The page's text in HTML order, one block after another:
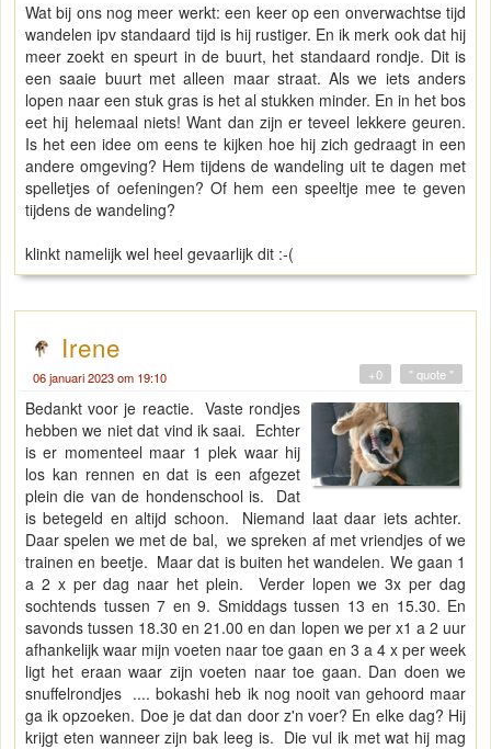
Wat bij ons nog meer werkt: een keer op een onverwachtse tijd
wandelen ipv standaard tijd is hij rustiger. En ik merk ook dat hij
meer zoekt en speurt in de buurt, het standaard rondje. Dit is
een saaie buurt met alleen maar straat. Als we iets anders
lopen naar een stuk gras is het al stukken minder. En in het bos
eet hij helemaal niets! Want dan zijn er teveel lekkere geuren.
Is het een idee om eens te kijken hoe hij zich gedraagt in een
andere omgeving? Hem tijdens de wandeling uit te dagen met
spelletjes of oefeningen? Of hem een speeltje mee te geven
tijdens de wandeling?
klinkt namelijk wel heel gevaarlijk dit :-(
Irene
06 januari 2023 om 19:10 " quote "
+0
Bedankt voor je reactie. Vaste rondjes
hebben we niet dat vind ik saai. Echter
is er momenteel maar 1 plek waar hij
los kan rennen en dat is een afgezet
plein die van de hondenschool is. Dat
is betegeld en altijd schoon. Niemand laat daar iets achter.
Daar spelen we met de bal, we spreken af met vriendjes of we
trainen en beetje. Maar dat is buiten het wandelen. We gaan 1
a 2 x per dag naar het plein. Verder lopen we 3x per dag
sochtends tussen 7 en 9. Smiddags tussen 13 en 15.30. En
savonds tussen 18.30 en 21.00 en dan lopen we per x1 a 2 uur
afhankelijk waar mijn voeten naar toe gaan en 3 a 4 x per week
ligt het eraan waar zijn voeten naar toe gaan. Dan doen we
snuffelrondjes .... bokashi heb ik nog nooit van gehoord maar
ga ik opzoeken. Doe je dat dan door z'n voer? En elke dag? Hij
krijgt eten wanneer zijn bak leeg is. Die vul ik met wat hij mag